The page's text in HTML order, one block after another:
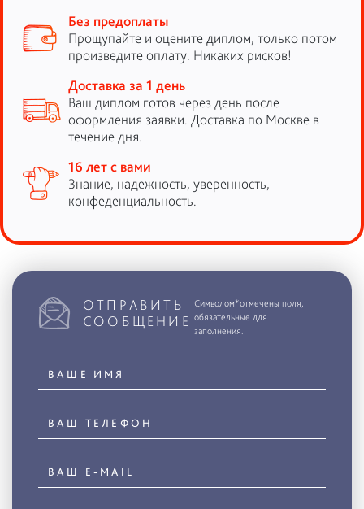
Без предоплаты
Прощупайте и оцените диплом, только потом
произведите оплату. Никаких рисков!
Доставка за 1 день
Ваш диплом готов через день после
оформления заявки. Доставка по Москве в
течение дня.
16 лет с вами
Знание, надежность, уверенность,
конфеденциальность.
ОТПРАВИТЬ
СООБЩЕНИЕ
Символом*отмечены поля,
обязательные для
заполнения.